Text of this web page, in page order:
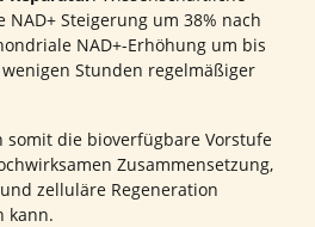
Steigerung um 38% nach
NAD+-Erhöhung um bis
Stunden regelmäßiger
somit die bioverfügbare Vorstufe
Zusammensetzung,
zelluläre Regeneration
kann.